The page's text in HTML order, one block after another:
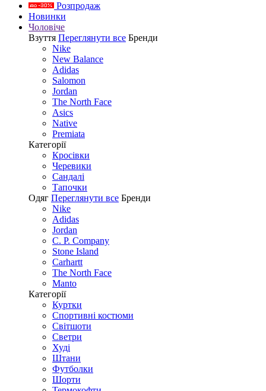
Розпродаж
Новинки
Чоловіче
Взуття Переглянути все Бренди
Nike
New Balance
Adidas
Salomon
Jordan
The North Face
Asics
Native
Premiata
Категорії
Кросівки
Черевики
Сандалі
Tапочки
Одяг Переглянути все Бренди
Nike
Adidas
Jordan
C. P. Company
Stone Island
Carhartt
The North Face
Manto
Категорії
Куртки
Спортивні костюми
Світшоти
Светри
Худі
Штани
Футболки
Шорти